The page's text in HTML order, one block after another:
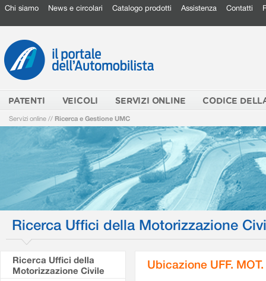
Chi siamo News e circolari Catalogo prodotti Assistenza Contatti
PATENTI VEICOLI SERVIZI ONLINE CODICE
Servizi online // Ricerca e Gestione UMC
Ricerca Uffici della Motorizzazione
Ricerca Uffici della
Motorizzazione Civile
Ubicazione UFF.